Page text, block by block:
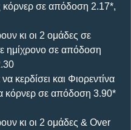
κόρνερ σε απόδοση 2.17*,
κι οι 2 ομάδες σε
ημίχρονο σε απόδοση
να κερδίσει και Φιορεντίνα
κόρνερ σε απόδοση 3.90*
κι οι 2 ομάδες & Over